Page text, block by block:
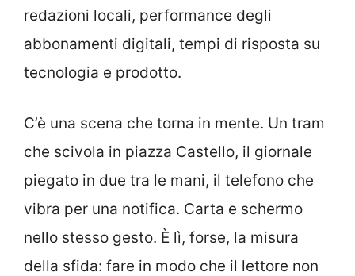
redazioni locali, performance degli
abbonamenti digitali, tempi di risposta su
tecnologia e prodotto.
C’è una scena che torna in mente. Un tram
che scivola in piazza Castello, il giornale
piegato in due tra le mani, il telefono che
vibra per una notifica. Carta e schermo
nello stesso gesto. È lì, forse, la misura
della sfida: fare in modo che il lettore non